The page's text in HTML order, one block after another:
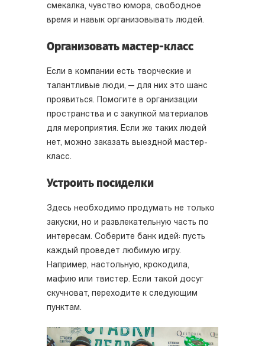
смекалка, чувство юмора, свободное
время и навык организовывать людей.
Организовать мастер-класс
Если в компании есть творческие и
талантливые люди, — для них это шанс
проявиться. Помогите в организации
пространства и с закупкой материалов
для мероприятия. Если же таких людей
нет, можно заказать выездной мастер-
класс.
Устроить посиделки
Здесь необходимо продумать не только
закуски, но и развлекательную часть по
интересам. Соберите банк идей: пусть
каждый проведет любимую игру.
Например, настольную, крокодила,
мафию или твистер. Если такой досуг
скучноват, переходите к следующим
пунктам.